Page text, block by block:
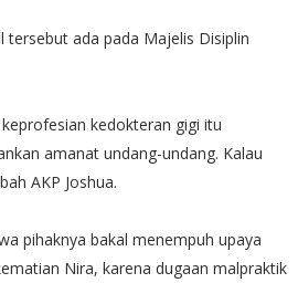
ada pada Majelis Disiplin
kedokteran gigi itu
amanat undang-undang. Kalau
AKP Joshua.
pihaknya bakal menempuh upaya
Nira, karena dugaan malpraktik